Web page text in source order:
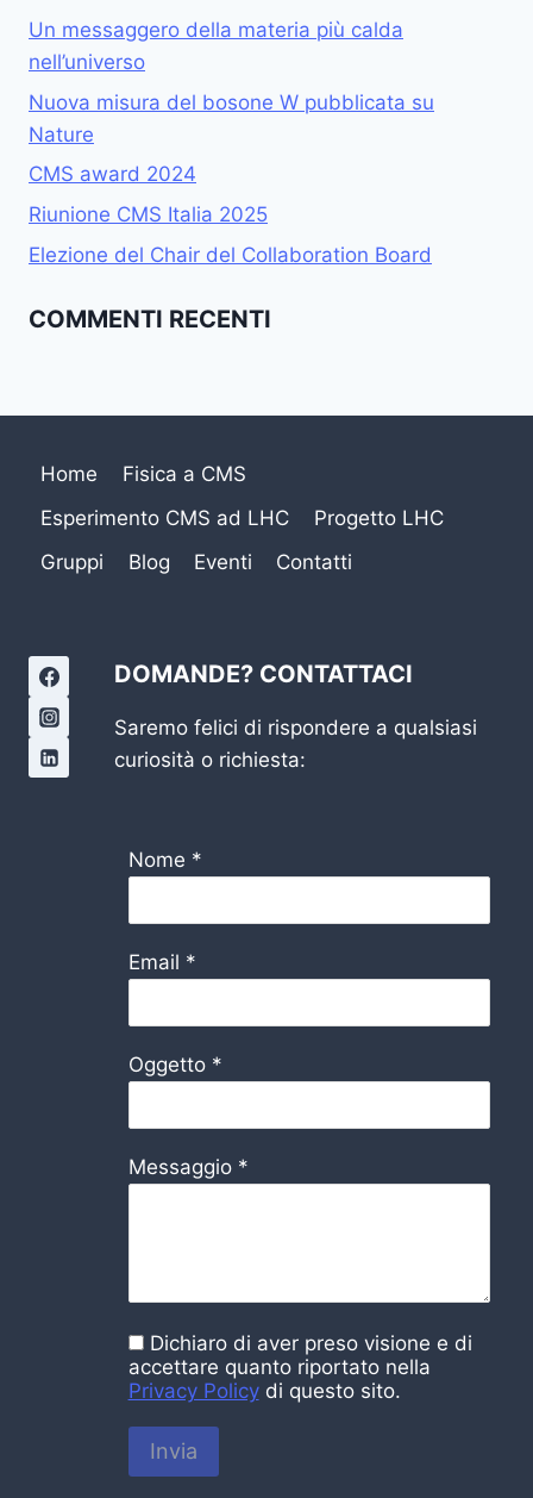
Un messaggero della materia più calda
nell’universo
Nuova misura del bosone W pubblicata su
Nature
CMS award 2024
Riunione CMS Italia 2025
Elezione del Chair del Collaboration Board
COMMENTI RECENTI
Home
Fisica a CMS
Esperimento CMS ad LHC
Progetto LHC
Gruppi
Blog Eventi Contatti
DOMANDE? CONTATTACI
Saremo felici di rispondere a qualsiasi
curiosità o richiesta:
Nome *
Email *
Oggetto *
Messaggio *
Dichiaro di aver preso visione e di
accettare quanto riportato nella
Privacy Policydi questo sito.
Invia